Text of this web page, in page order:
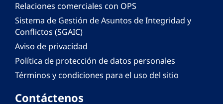
Relaciones comerciales con OPS
Sistema de Gestión de Asuntos de Integridad y
Conflictos (SGAIC)
Aviso de privacidad
Política de protección de datos personales
Términos y condiciones para el uso del sitio
Contáctenos